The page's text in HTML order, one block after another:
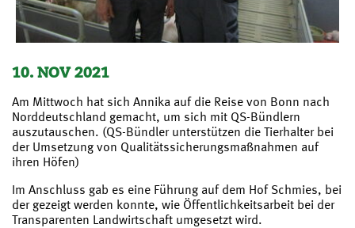
10. NOV 2021
Am Mittwoch hat sich Annika auf die Reise von Bonn nach
Norddeutschland gemacht, um sich mit QS-Bündlern
auszutauschen. (QS-Bündler unterstützen die Tierhalter bei
der Umsetzung von Qualitätssicherungsmaßnahmen auf
ihren Höfen)
Im Anschluss gab es eine Führung auf dem Hof Schmies, bei
der gezeigt werden konnte, wie Öffentlichkeitsarbeit bei der
Transparenten Landwirtschaft umgesetzt wird.